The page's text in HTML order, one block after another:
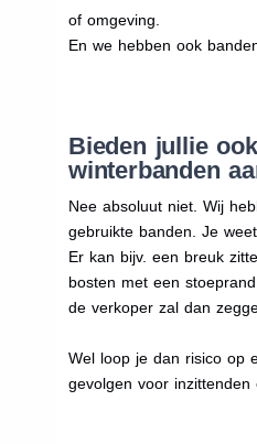
of omgeving.
En we hebben ook
Bieden jullie
winterbanden
Nee absoluut niet. Wij
gebruikte banden. Je
Er kan bijv. een breuk
bosten met een
de verkoper zal dan
Wel loop je dan risico op
gevolgen voor inzittenden